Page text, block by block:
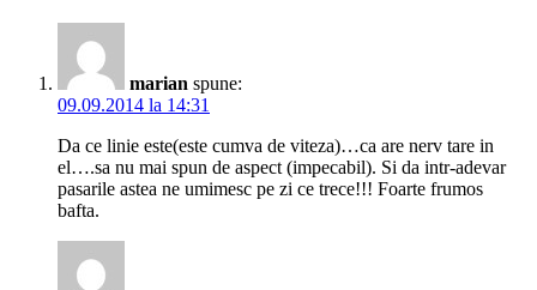
marian spune:
09.09.2014 la 14:31
Da ce linie este(este cumva de viteza)…ca are nerv tare in
el….sa nu mai spun de aspect (impecabil). Si da intr-adevar
pasarile astea ne umimesc pe zi ce trece!!! Foarte frumos
bafta.